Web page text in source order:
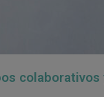
colaborativos